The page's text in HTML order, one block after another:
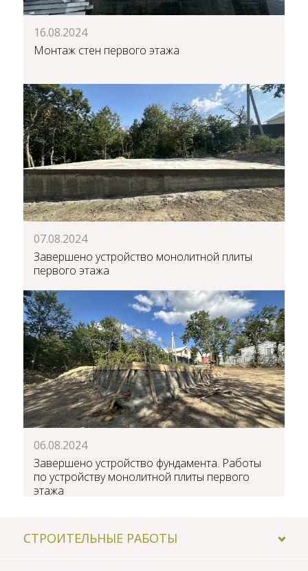
16.08.2024
Монтаж стен первого этажа
07.08.2024
Завершено устройство монолитной плиты
первого этажа
06.08.2024
Завершено устройство фундамента. Работы
по устройству монолитной плиты первого
этажа
СТРОИТЕЛЬНЫЕ РАБОТЫ